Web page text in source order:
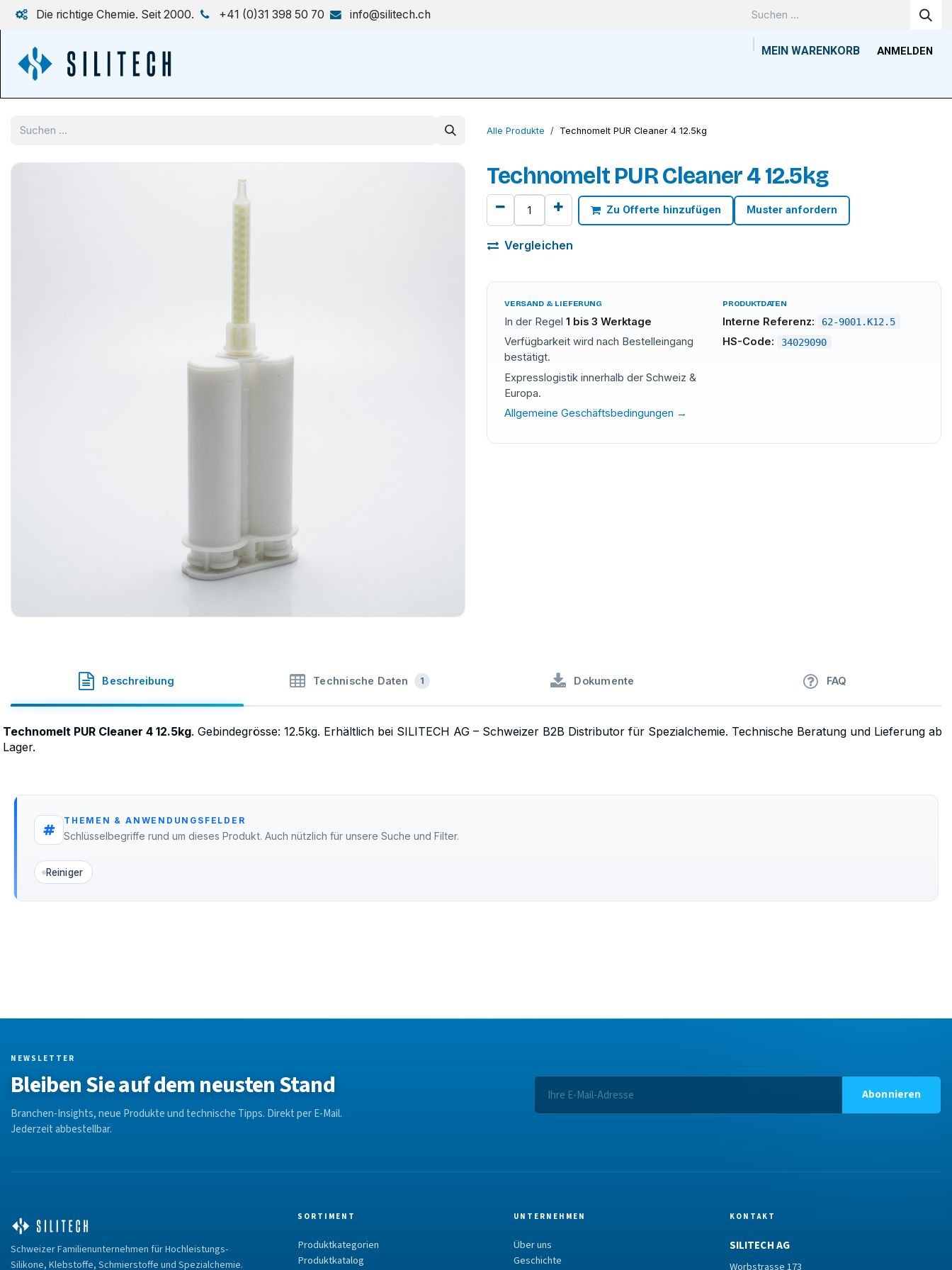
Zum Inhalt springen
Die richtige Chemie. Seit 2000. +41 (0)31 398 50 70 info@silitech.ch
MEIN WARENKORB ANMELDEN
Alle Produkte Technomelt PUR Cleaner 4 12.5kg
Technomelt PUR Cleaner 4 12.5kg
Zu Offerte hinzufügen Muster anfordern
Vergleichen
VERSAND & LIEFERUNG
In der Regel 1 bis 3 Werktage
Verfügbarkeit wird nach Bestelleingang
bestätigt.
Expresslogistik innerhalb der Schweiz &
Europa.
Allgemeine Geschäftsbedingungen →
PRODUKTDATEN
Interne Referenz: 62-9001.K12.5
HS-Code: 34029090
Beschreibung Technische Daten 1 Dokumente FAQ
Technomelt PUR Cleaner 4 12.5kg. Gebindegrösse: 12.5kg. Erhältlich bei SILITECH AG – Schweizer B2B Distributor für Spezialchemie. Technische Beratung und Lieferung ab
Lager.
THEMEN & ANWENDUNGSFELDER
Schlüsselbegriffe rund um dieses Produkt. Auch nützlich für unsere Suche und Filter.
Reiniger
NEWSLETTER
Bleiben Sie auf dem neusten Stand
Branchen-Insights, neue Produkte und technische Tipps. Direkt per E-Mail.
Jederzeit abbestellbar.
Abonnieren
Schweizer Familienunternehmen für Hochleistungs-
Silikone, Klebstoffe, Schmierstoffe und Spezialchemie.
SORTIMENT
Produktkategorien
Produktkatalog
UNTERNEHMEN
Über uns
Geschichte
KONTAKT
SILITECH AG
Worbstrasse 173